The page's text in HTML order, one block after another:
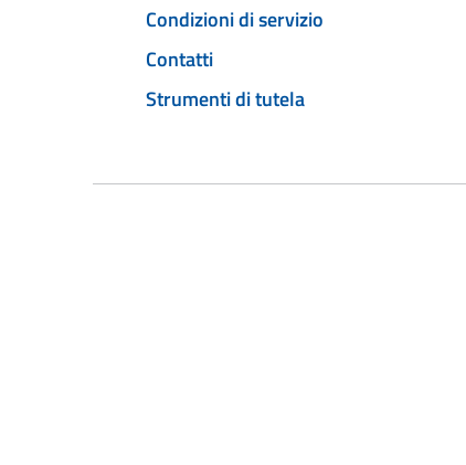
Condizioni di servizio
Contatti
Strumenti di tutela